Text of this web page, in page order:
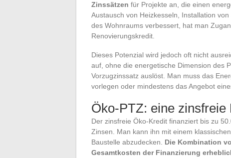
Zinssätzen für Projekte an, die einen
Austausch von Heizkesseln, Installation
des Wohnraums verbessert, hat man
Renovierungskredit.
Dieses Potenzial wird jedoch oft nicht
auf, ohne die energetische Dimension des
Vorzugzinssatz auslöst. Man muss das
vorlegen oder mindestens das Angebot
Öko-PTZ: eine zinsfreie
Der zinsfreie Öko-Kredit finanziert bis zu
Zinsen. Man kann ihn mit einem
Baustelle abzudecken. Die Kombination
Gesamtkosten der Finanzierung